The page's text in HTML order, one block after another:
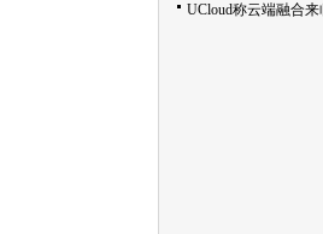
UCloud称云端融合